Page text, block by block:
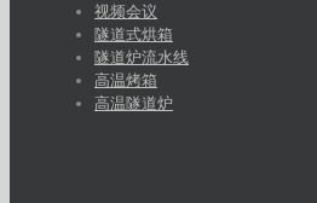
视频会议
隧道式烘箱
隧道炉流水线
高温烤箱
高温隧道炉